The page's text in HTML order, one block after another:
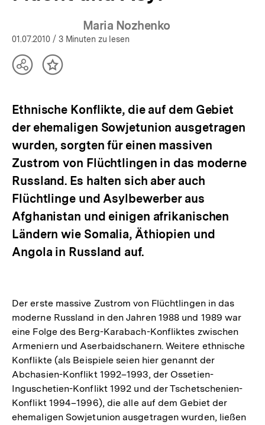
Maria Nozhenko
01.07.2010 / 3 Minuten zu lesen
TeilenInhalt
Ethnische Konflikte, die auf dem Gebiet
der ehemaligen Sowjetunion ausgetragen
wurden, sorgten für einen massiven
Zustrom von Flüchtlingen in das moderne
Russland. Es halten sich aber auch
Flüchtlinge und Asylbewerber aus
Afghanistan und einigen afrikanischen
Ländern wie Somalia, Äthiopien und
Angola in Russland auf.
Der erste massive Zustrom von Flüchtlingen in das
moderne Russland in den Jahren 1988 und 1989 war
eine Folge des Berg-Karabach-Konfliktes zwischen
Armeniern und Aserbaidschanern. Weitere ethnische
Konflikte (als Beispiele seien hier genannt der
Abchasien-Konflikt 1992–1993, der Ossetien-
Inguschetien-Konflikt 1992 und der Tschetschenien-
Konflikt 1994–1996), die alle auf dem Gebiet der
ehemaligen Sowjetunion ausgetragen wurden, ließen